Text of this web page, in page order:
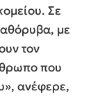
Σε
με
τον
που
ανέφερε,